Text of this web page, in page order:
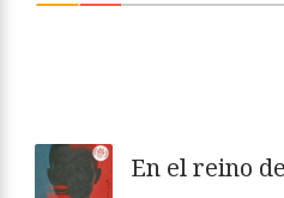
En el reino